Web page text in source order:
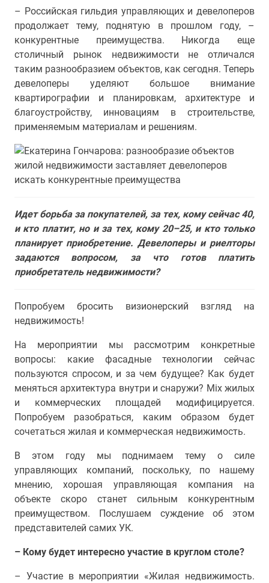
– Российская гильдия управляющих и девелоперов
продолжает тему, поднятую в прошлом году, –
конкурентные преимущества. Никогда еще
столичный рынок недвижимости не отличался
таким разнообразием объектов, как сегодня. Теперь
девелоперы уделяют большое внимание
квартирографии и планировкам, архитектуре и
благоустройству, инновациям в строительстве,
применяемым материалам и решениям.
Идет борьба за покупателей, за тех, кому сейчас 40,
и кто платит, но и за тех, кому 20–25, и кто только
планирует приобретение. Девелоперы и риелторы
задаются вопросом, за что готов платить
приобретатель недвижимости?
Попробуем бросить визионерский взгляд на
недвижимость!
На мероприятии мы рассмотрим конкретные
вопросы: какие фасадные технологии сейчас
пользуются спросом, и за чем будущее? Как будет
меняться архитектура внутри и снаружи? Mix жилых
и коммерческих площадей модифицируется.
Попробуем разобраться, каким образом будет
сочетаться жилая и коммерческая недвижимость.
В этом году мы поднимаем тему о силе
управляющих компаний, поскольку, по нашему
мнению, хорошая управляющая компания на
объекте скоро станет сильным конкурентным
преимуществом. Послушаем суждение об этом
представителей самих УК.
– Кому будет интересно участие в круглом столе?
– Участие в мероприятии «Жилая недвижимость.